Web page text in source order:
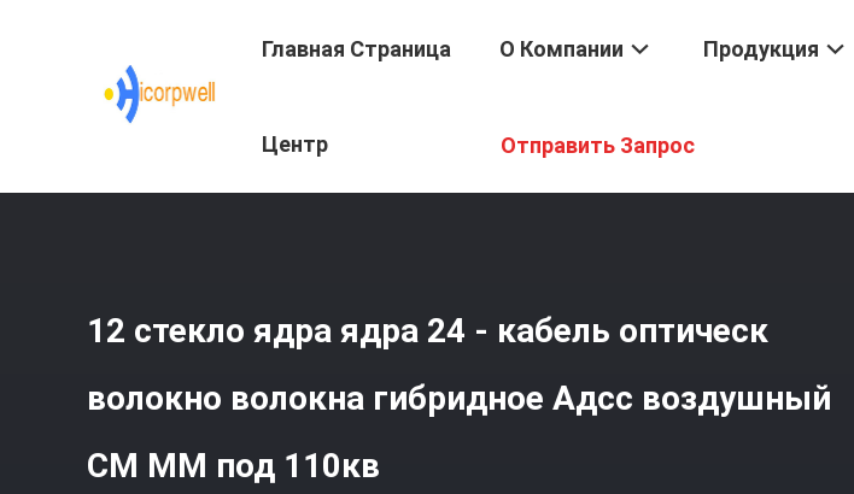
Главная Страница О Компании Продукция
Центр Отправить Запрос
12 стекло ядра ядра 24 - кабель оптическ
волокно волокна гибридное Адсс воздушный
СМ ММ под 110кв